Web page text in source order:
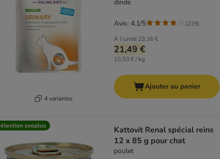
4 variantes
dinde
À l'unité 23,16 €
21,49 €
10,53 € / kg
Avis: 4.1/5 (219)
Ajouter au panier
zooplus
Kattovit Renal spécial reins
12 x 85 g pour chat
poulet